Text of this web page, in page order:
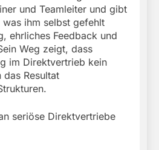
und Teamleiter und gibt
ihm selbst gefehlt
ehrliches Feedback und
Weg zeigt, dass
im Direktvertrieb kein
Resultat
seriöse Direktvertriebe